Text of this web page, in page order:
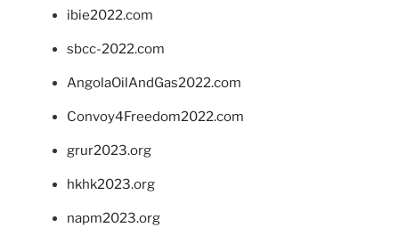
ibie2022.com
sbcc-2022.com
AngolaOilAndGas2022.com
Convoy4Freedom2022.com
grur2023.org
hkhk2023.org
napm2023.org